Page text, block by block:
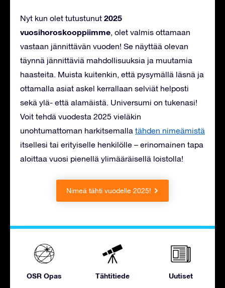
Nyt kun olet tutustunut 2025
vuosihoroskooppiimme, olet valmis ottamaan
vastaan jännittävän vuoden! Se näyttää olevan
täynnä jännittäviä mahdollisuuksia ja muutamia
haasteita. Muista kuitenkin, että pysymällä läsnä ja
ottamalla asiat askel kerrallaan selviät helposti
sekä ylä- että alamäistä. Universumi on tukenasi!
Voit tehdä vuodesta 2025 vieläkin
unohtumattoman harkitsemalla tähden nimeämistä
itsellesi tai erityiselle henkilölle – erinomainen tapa
aloittaa vuosi pienellä ylimääräisellä loistolla!
Nimeä tähti vuodelle 2025!
OSR Opas Tähtitiede Uutiset